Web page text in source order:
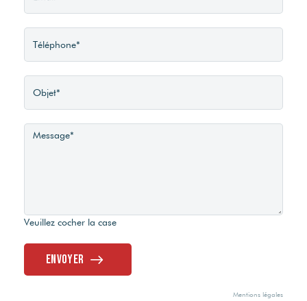
Veuillez cocher la case